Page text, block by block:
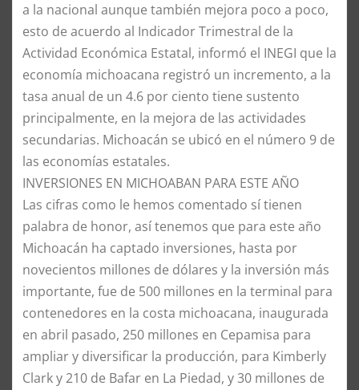
a la nacional aunque también mejora poco a poco,
esto de acuerdo al Indicador Trimestral de la
Actividad Económica Estatal, informó el INEGI que la
economía michoacana registró un incremento, a la
tasa anual de un 4.6 por ciento tiene sustento
principalmente, en la mejora de las actividades
secundarias. Michoacán se ubicó en el número 9 de
las economías estatales.
INVERSIONES EN MICHOABAN PARA ESTE AÑO
Las cifras como le hemos comentado sí tienen
palabra de honor, así tenemos que para este año
Michoacán ha captado inversiones, hasta por
novecientos millones de dólares y la inversión más
importante, fue de 500 millones en la terminal para
contenedores en la costa michoacana, inaugurada
en abril pasado, 250 millones en Cepamisa para
ampliar y diversificar la producción, para Kimberly
Clark y 210 de Bafar en La Piedad, y 30 millones de